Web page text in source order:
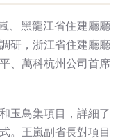
、黑龍江省住建廳廳
研，浙江省住建廳廳
、萬科杭州公司首席
玉鳥集項目，詳細了
。王嵐副省長對項目